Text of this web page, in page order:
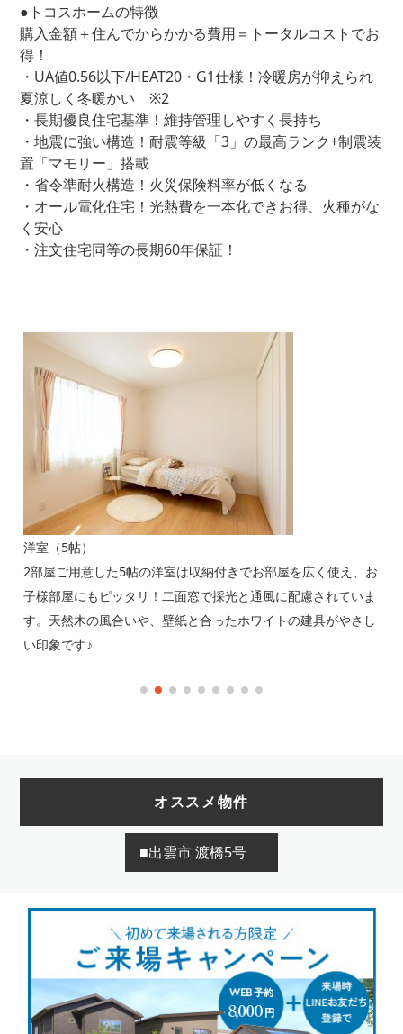
●トコスホームの特徴
購入金額＋住んでからかかる費用＝トータルコストでお
得！
・UA値0.56以下/HEAT20・G1仕様！冷暖房が抑えられ
夏涼しく冬暖かい ※2
・長期優良住宅基準！維持管理しやすく長持ち
・地震に強い構造！耐震等級「3」の最高ランク+制震装
置「マモリー」搭載
・省令準耐火構造！火災保険料率が低くなる
・オール電化住宅！光熱費を一本化できお得、火種がな
く安心
・注文住宅同等の長期60年保証！
洋室（5帖）
2部屋ご用意した5帖の洋室は収納付きでお部屋を広く使え、お
子様部屋にもピッタリ！二面窓で採光と通風に配慮されていま
す。天然木の風合いや、壁紙と合ったホワイトの建具がやさし
い印象です♪
オススメ物件
■出雲市 渡橋5号